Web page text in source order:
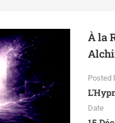
À la
Posted
Date